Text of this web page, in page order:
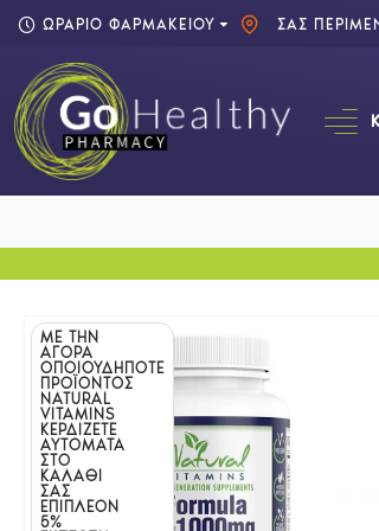
ΩΡΑΡΙΟ ΦΑΡΜΑΚΕΙΟΥ ΣΑΣ
ΜΕ ΤΗΝ
ΑΓΟΡΑ
ΟΠΟΙΟΥΔΗΠΟΤΕ
ΠΡΟΪΟΝΤΟΣ
NATURAL
VITAMINS
ΚΕΡΔΙΖΕΤΕ
ΑΥΤΟΜΑΤΑ
ΣΤΟ
ΚΑΛΑΘΙ
ΣΑΣ
ΕΠΙΠΛΕΟΝ
5%